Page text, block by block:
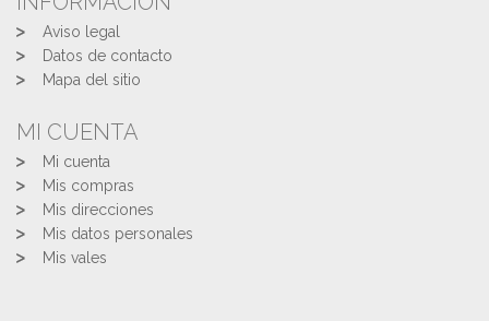
Aviso legal
Datos de contacto
Mapa del sitio
MI CUENTA
Mi cuenta
Mis compras
Mis direcciones
Mis datos personales
Mis vales